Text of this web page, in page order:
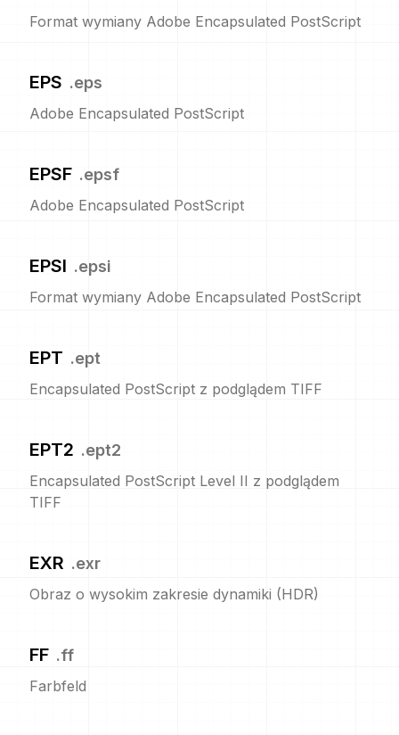
Format wymiany Adobe Encapsulated PostScript
EPS .eps
Adobe Encapsulated PostScript
EPSF .epsf
Adobe Encapsulated PostScript
EPSI .epsi
Format wymiany Adobe Encapsulated PostScript
EPT .ept
Encapsulated PostScript z podglądem TIFF
EPT2 .ept2
Encapsulated PostScript Level II z podglądem
TIFF
EXR .exr
Obraz o wysokim zakresie dynamiki (HDR)
FF .ff
Farbfeld